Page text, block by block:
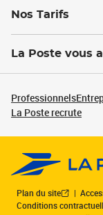
Nos Tarifs
La Poste vous
Professionnels
La Poste recrute
Plan du site
Conditions